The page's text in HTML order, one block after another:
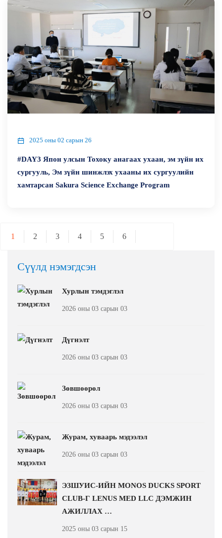
2025 оны 02 сарын 26
#DAY3 Япон улсын Тохоку анагаах ухаан, эм зүйн их
сургууль, Эм зүйн шинжлэх ухааны их сургуулийн
хамтарсан Sakura Science Exchange Program
1 2 3 4 5 6
Сүүлд нэмэгдсэн
Хурлын тэмдэглэл
2026 оны 03 сарын 03
Дүгнэлт
2026 оны 03 сарын 03
Зөвшөөрөл
2026 оны 03 сарын 03
Журам, хуваарь мэдээлэл
2026 оны 03 сарын 03
ЭЗШУИС-ИЙН MONOS DUCKS SPORT
CLUB-Г LENUS MED LLC ДЭМЖИН
АЖИЛЛАХ …
2025 оны 03 сарын 15